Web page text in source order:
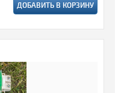
ДОБАВИТЬ В КОРЗИНУ